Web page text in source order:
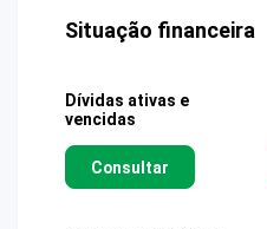
Situação financeira
Dívidas ativas e
vencidas
Consultar